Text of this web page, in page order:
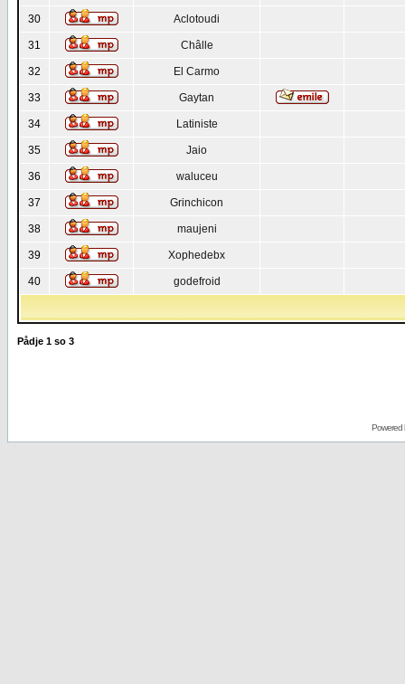
30 Aclotoudi
31 Châlle
32 El Carmo
33 Gaytan
34 Latiniste
35 Jaio
36 waluceu
37 Grinchicon
38 maujeni
39 Xophedebx
40 godefroid
Pådje 1 so 3
Powered